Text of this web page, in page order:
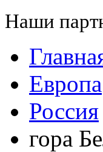
Наши
Европа
Россия
гора